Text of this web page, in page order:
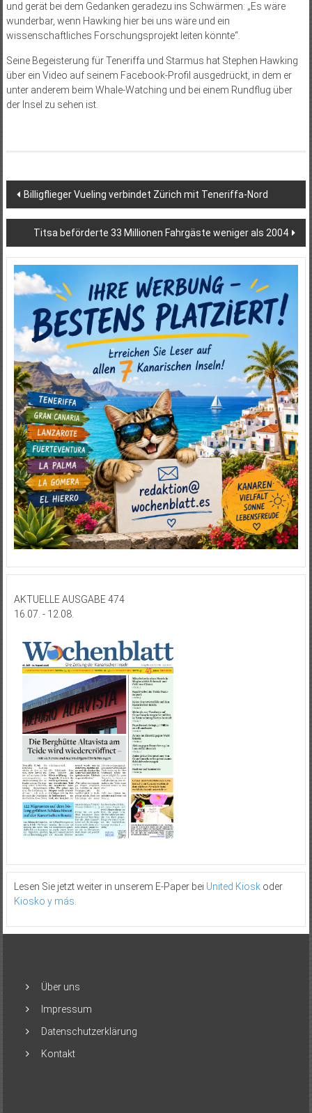
und gerät bei dem Gedanken geradezu ins Schwärmen: „Es wäre
wunderbar, wenn Hawking hier bei uns wäre und ein
wissenschaftliches Forschungsprojekt leiten könnte“.
Seine Begeisterung für Teneriffa und Starmus hat Stephen Hawking
über ein Video auf seinem Facebook-Profil ausgedrückt, in dem er
unter anderem beim Whale-Watching und bei einem Rundflug über
der Insel zu sehen ist.
Beitragsnavigation
Billigflieger Vueling verbindet Zürich mit Teneriffa-Nord
Titsa beförderte 33 Millionen Fahrgäste weniger als 2004
AKTUELLE AUSGABE 474
16.07. - 12.08.
Lesen Sie jetzt weiter in unserem E-Paper bei United Kioskoder
Kiosko y más
Über uns
Impressum
Datenschutzerklärung
Kontakt